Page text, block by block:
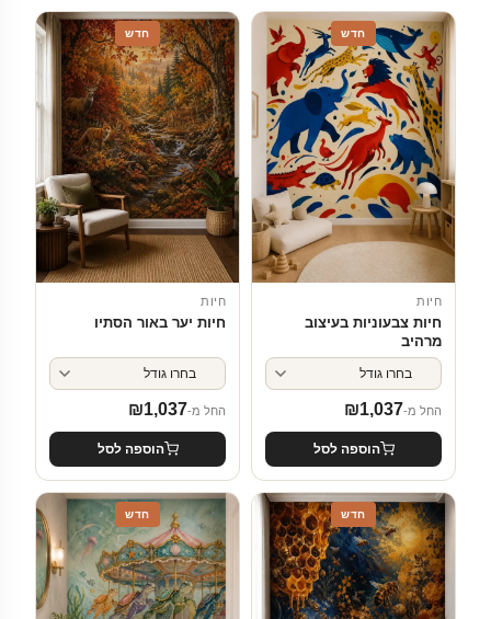
חדש
חיות
חיות צבעוניות בעיצוב
מרהיב
החל מ- ₪1,037
הוספה לסל
חדש
חיות
חיות יער באור הסתיו
החל מ- ₪1,037
הוספה לסל
חדש חדש